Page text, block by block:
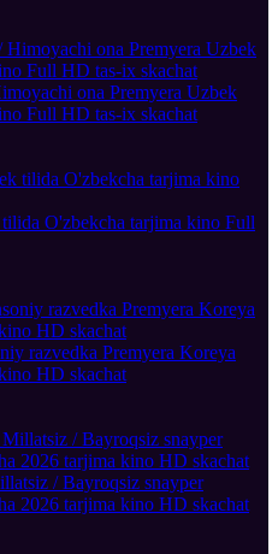
ona Premyera Uzbek
Full HD tas-ix skachat
O'zbekcha tarjima kino Full
razvedka Premyera Koreya
HD skachat
/ Bayroqsiz snayper
2026 tarjima kino HD skachat